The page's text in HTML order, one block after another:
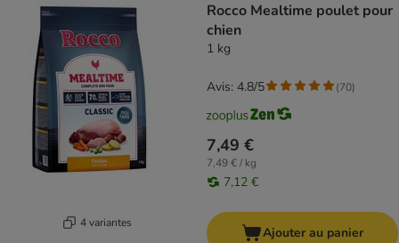
4 variantes
Rocco Mealtime poulet pour
chien
1 kg
7,49 €
7,49 € / kg
7,12 €
Avis: 4.8/5 (70)
Ajouter au panier